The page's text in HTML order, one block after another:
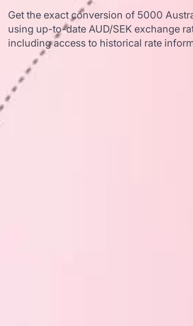
Get the exact conversion of 5000
using up-to-date AUD/SEK exchange
including access to historical rate